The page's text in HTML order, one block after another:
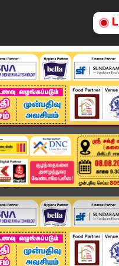
சினிமா அரசியல்
ரூ.85 லட்சம் மோசடி ப...